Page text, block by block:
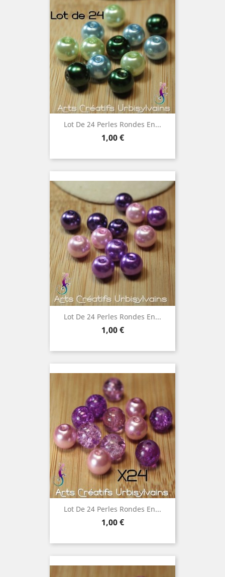
Lot De 24 Perles Rondes En...
Prix
1,00 €
Lot De 24 Perles Rondes En...
Prix
1,00 €
Lot De 24 Perles Rondes En...
Prix
1,00 €